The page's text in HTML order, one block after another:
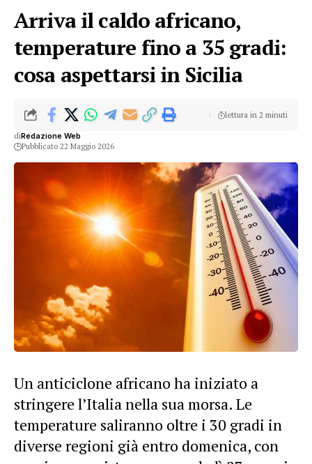
Arriva il caldo africano,
temperature fino a 35 gradi:
cosa aspettarsi in Sicilia
diRedazione Web
Pubblicato 22 Maggio 2026
lettura in 2 minuti
Un anticiclone africano ha iniziato a
stringere l’Italia nella sua morsa. Le
temperature saliranno oltre i 30 gradi in
diverse regioni già entro domenica, con